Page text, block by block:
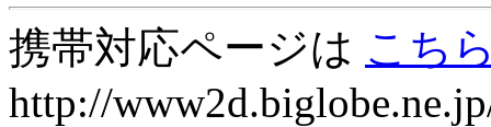
携帯対応ページは こち
http://